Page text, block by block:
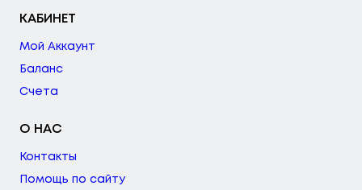
КАБИНЕТ
Мой Аккаунт
Баланс
Счета
О НАС
Контакты
Помощь по сайту